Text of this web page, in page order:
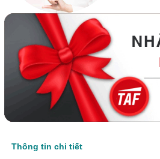
Thông tin chi tiết